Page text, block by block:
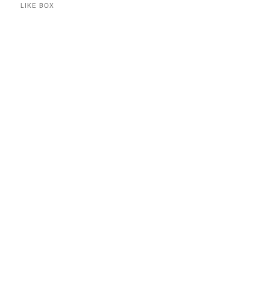
LIKE BOX